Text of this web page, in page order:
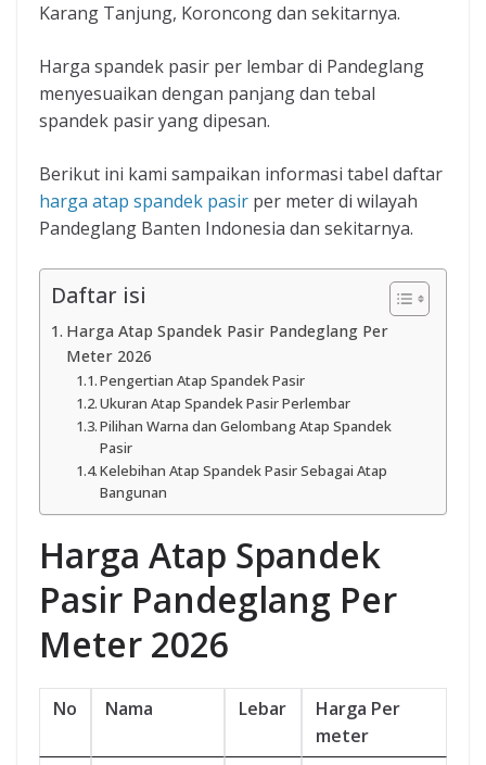
Karang Tanjung, Koroncong dan sekitarnya.
Harga spandek pasir per lembar di Pandeglang
menyesuaikan dengan panjang dan tebal
spandek pasir yang dipesan.
Berikut ini kami sampaikan informasi tabel daftar
harga atap spandek pasir per meter di wilayah
Pandeglang Banten Indonesia dan sekitarnya.
Daftar isi
Harga Atap Spandek Pasir Pandeglang Per
Meter 2026
Pengertian Atap Spandek Pasir
Ukuran Atap Spandek Pasir Perlembar
Pilihan Warna dan Gelombang Atap Spandek
Pasir
Kelebihan Atap Spandek Pasir Sebagai Atap
Bangunan
Harga Atap Spandek
Pasir Pandeglang Per
Meter 2026
No Nama Lebar
Harga Per
meter